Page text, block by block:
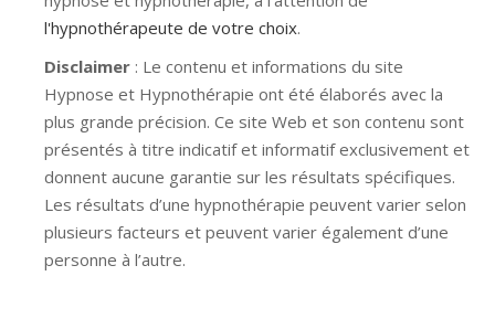
l'hypnothérapeute de votre choix.
Disclaimer : Le contenu et informations du site
Hypnose et Hypnothérapie ont été élaborés avec la
plus grande précision. Ce site Web et son contenu sont
présentés à titre indicatif et informatif exclusivement et
donnent aucune garantie sur les résultats spécifiques.
Les résultats d’une hypnothérapie peuvent varier selon
plusieurs facteurs et peuvent varier également d’une
personne à l’autre.